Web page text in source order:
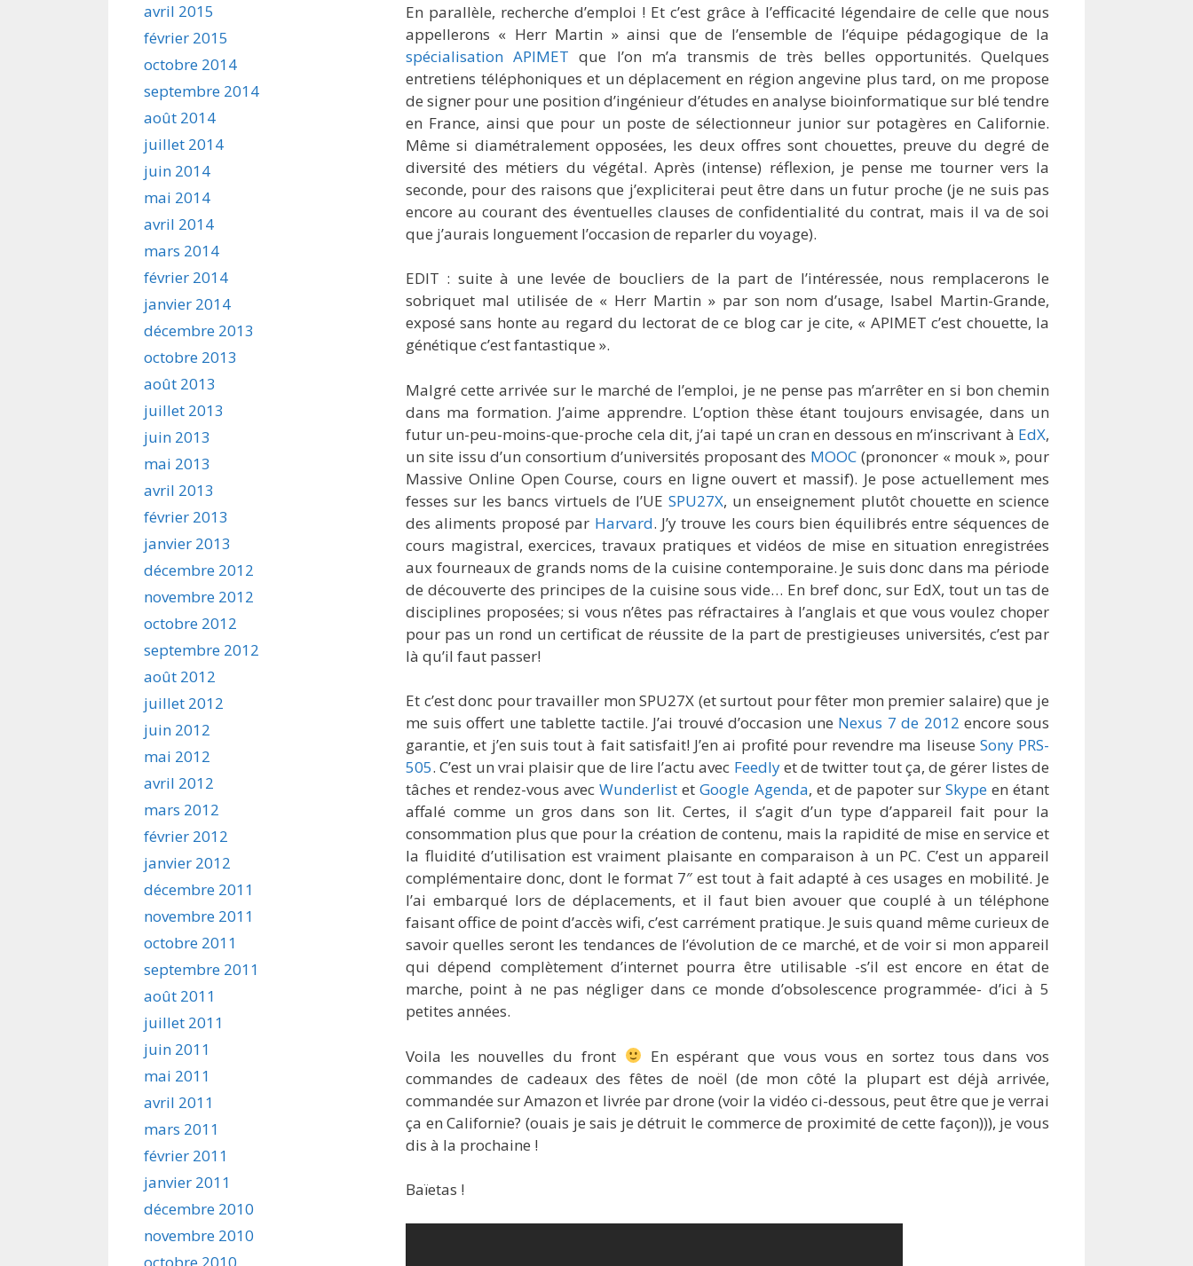
En parallèle, recherche d’emploi ! Et c’est grâce à l’efficacité légendaire de celle que nous
appellerons « Herr Martin » ainsi que de l’ensemble de l’équipe pédagogique de la
spécialisation APIMET que l’on m’a transmis de très belles opportunités. Quelques
entretiens téléphoniques et un déplacement en région angevine plus tard, on me propose
de signer pour une position d’ingénieur d’études en analyse bioinformatique sur blé tendre
en France, ainsi que pour un poste de sélectionneur junior sur potagères en Californie.
Même si diamétralement opposées, les deux offres sont chouettes, preuve du degré de
diversité des métiers du végétal. Après (intense) réflexion, je pense me tourner vers la
seconde, pour des raisons que j’expliciterai peut être dans un futur proche (je ne suis pas
encore au courant des éventuelles clauses de confidentialité du contrat, mais il va de soi
que j’aurais longuement l’occasion de reparler du voyage).
EDIT : suite à une levée de boucliers de la part de l’intéressée, nous remplacerons le
sobriquet mal utilisée de « Herr Martin » par son nom d’usage, Isabel Martin-Grande,
exposé sans honte au regard du lectorat de ce blog car je cite, « APIMET c’est chouette, la
génétique c’est fantastique ».
Malgré cette arrivée sur le marché de l’emploi, je ne pense pas m’arrêter en si bon chemin
dans ma formation. J’aime apprendre. L’option thèse étant toujours envisagée, dans un
futur un-peu-moins-que-proche cela dit, j’ai tapé un cran en dessous en m’inscrivant à EdX,
un site issu d’un consortium d’universités proposant des MOOC (prononcer « mouk », pour
Massive Online Open Course, cours en ligne ouvert et massif). Je pose actuellement mes
fesses sur les bancs virtuels de l’UESPU27X, un enseignement plutôt chouette en science
des aliments proposé par Harvard. J’y trouve les cours bien équilibrés entre séquences de
cours magistral, exercices, travaux pratiques et vidéos de mise en situation enregistrées
aux fourneaux de grands noms de la cuisine contemporaine. Je suis donc dans ma période
de découverte des principes de la cuisine sous vide… En bref donc, sur EdX, tout un tas de
disciplines proposées; si vous n’êtes pas réfractaires à l’anglais et que vous voulez choper
pour pas un rond un certificat de réussite de la part de prestigieuses universités, c’est par
là qu’il faut passer!
Et c’est donc pour travailler mon SPU27X (et surtout pour fêter mon premier salaire) que je
me suis offert une tablette tactile. J’ai trouvé d’occasion une Nexus 7 de 2012 encore sous
garantie, et j’en suis tout à fait satisfait! J’en ai profité pour revendre ma liseuse Sony PRS-
505. C’est un vrai plaisir que de lire l’actu avec Feedlyet de twitter tout ça, de gérer listes de
tâches et rendez-vous avecWunderlist etGoogle Agenda, et de papoter sur Skypeen étant
affalé comme un gros dans son lit. Certes, il s’agit d’un type d’appareil fait pour la
consommation plus que pour la création de contenu, mais la rapidité de mise en service et
la fluidité d’utilisation est vraiment plaisante en comparaison à un PC. C’est un appareil
complémentaire donc, dont le format 7″ est tout à fait adapté à ces usages en mobilité. Je
l’ai embarqué lors de déplacements, et il faut bien avouer que couplé à un téléphone
faisant office de point d’accès wifi, c’est carrément pratique. Je suis quand même curieux de
savoir quelles seront les tendances de l’évolution de ce marché, et de voir si mon appareil
qui dépend complètement d’internet pourra être utilisable -s’il est encore en état de
marche, point à ne pas négliger dans ce monde d’obsolescence programmée- d’ici à 5
petites années.
Voila les nouvelles du front
En espérant que vous vous en sortez tous dans vos
commandes de cadeaux des fêtes de noël (de mon côté la plupart est déjà arrivée,
commandée sur Amazon et livrée par drone (voir la vidéo ci-dessous, peut être que je verrai
ça en Californie? (ouais je sais je détruit le commerce de proximité de cette façon))), je vous
dis à la prochaine !
Baïetas !
avril 2015
février 2015
octobre 2014
septembre 2014
août 2014
juillet 2014
juin 2014
mai 2014
avril 2014
mars 2014
février 2014
janvier 2014
décembre 2013
octobre 2013
août 2013
juillet 2013
juin 2013
mai 2013
avril 2013
février 2013
janvier 2013
décembre 2012
novembre 2012
octobre 2012
septembre 2012
août 2012
juillet 2012
juin 2012
mai 2012
avril 2012
mars 2012
février 2012
janvier 2012
décembre 2011
novembre 2011
octobre 2011
septembre 2011
août 2011
juillet 2011
juin 2011
mai 2011
avril 2011
mars 2011
février 2011
janvier 2011
décembre 2010
novembre 2010